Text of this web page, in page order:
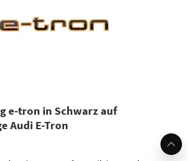
e-tron in Schwarz auf
Audi E-Tron